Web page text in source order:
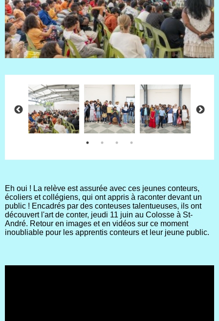
Eh oui ! La relève est assurée avec ces jeunes conteurs,
écoliers et collégiens, qui ont appris à raconter devant un
public ! Encadrés par des conteuses talentueuses, ils ont
découvert l'art de conter, jeudi 11 juin au Colosse à St-
André. Retour en images et en vidéos sur ce moment
inoubliable pour les apprentis conteurs et leur jeune public.